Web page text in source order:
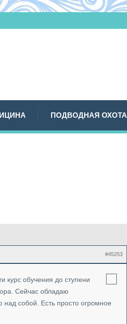
ПОДВОДНАЯ ОХОТА
#45253
курс обучения до ступени
Сейчас обладаю
над собой. Есть просто огромное